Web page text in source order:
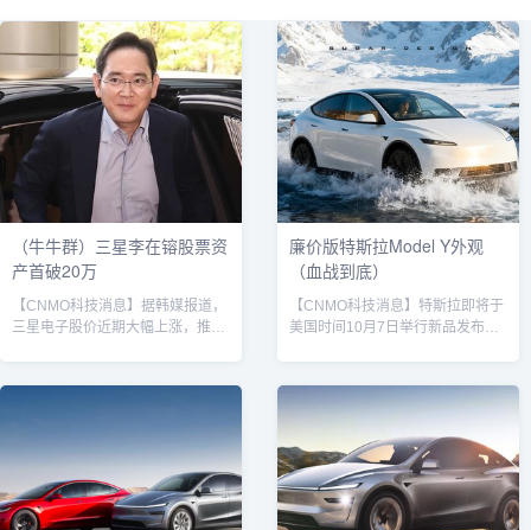
（牛牛群）三星李在镕股票资
产首破20万
【CNMO科技消息】据韩媒报道，
三星电子股价近期大幅上涨，推动
20.7178万亿韩元（以收盘价计
研究所于近日公布。李在镕据报
道，李在镕持有七家三星关联公司
的股票，包括三星电子、三星物
产、三星生命、三星SDS、三星
廉价版特斯拉Model Y外观
（血战到底）
【CNMO科技消息】特斯拉即将于
美国时间10月7日举行新品发布
（Model Y Standard / 内部代号
E41）。尽管官方尚未公布全部细
节，但实车无伪装照片、官网源代
码及配置信息已曝光，引发市场高
度关注。据披露，新车将定名为
“Model Y 标准款”，是特斯拉目前
售价最低的SUV车型，目标市场为